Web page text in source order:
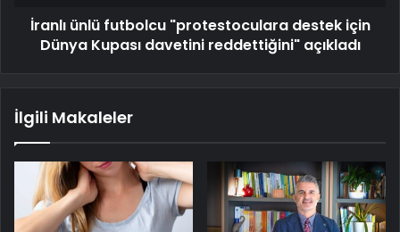
İranlı ünlü futbolcu "protestoculara destek için
Dünya Kupası davetini reddettiğini" açıkladı
İlgili Makaleler